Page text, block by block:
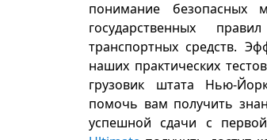
понимание безопасных
государственных
транспортных средств.
наших практических
грузовик штата Нью-
помочь вам получить
успешной сдачи с